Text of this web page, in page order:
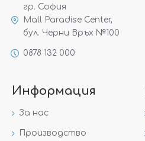
гр. София
Mall Paradise Center,
бул. Черни Връх №100
0878 132 000
Информация
За нас
Производство